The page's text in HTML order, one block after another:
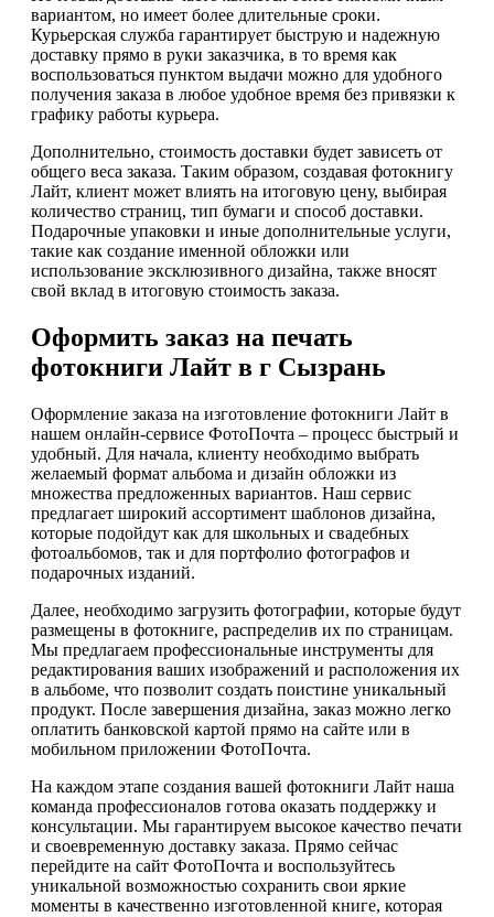
вариантом, но имеет более длительные сроки.
Курьерская служба гарантирует быструю и надежную
доставку прямо в руки заказчика, в то время как
воспользоваться пунктом выдачи можно для удобного
получения заказа в любое удобное время без привязки к
графику работы курьера.
Дополнительно, стоимость доставки будет зависеть от
общего веса заказа. Таким образом, создавая фотокнигу
Лайт, клиент может влиять на итоговую цену, выбирая
количество страниц, тип бумаги и способ доставки.
Подарочные упаковки и иные дополнительные услуги,
такие как создание именной обложки или
использование эксклюзивного дизайна, также вносят
свой вклад в итоговую стоимость заказа.
Оформить заказ на печать
фотокниги Лайт в г Сызрань
Оформление заказа на изготовление фотокниги Лайт в
нашем онлайн-сервисе ФотоПочта – процесс быстрый и
удобный. Для начала, клиенту необходимо выбрать
желаемый формат альбома и дизайн обложки из
множества предложенных вариантов. Наш сервис
предлагает широкий ассортимент шаблонов дизайна,
которые подойдут как для школьных и свадебных
фотоальбомов, так и для портфолио фотографов и
подарочных изданий.
Далее, необходимо загрузить фотографии, которые будут
размещены в фотокниге, распределив их по страницам.
Мы предлагаем профессиональные инструменты для
редактирования ваших изображений и расположения их
в альбоме, что позволит создать поистине уникальный
продукт. После завершения дизайна, заказ можно легко
оплатить банковской картой прямо на сайте или в
мобильном приложении ФотоПочта.
На каждом этапе создания вашей фотокниги Лайт наша
команда профессионалов готова оказать поддержку и
консультации. Мы гарантируем высокое качество печати
и своевременную доставку заказа. Прямо сейчас
перейдите на сайт ФотоПочта и воспользуйтесь
уникальной возможностью сохранить свои яркие
моменты в качественно изготовленной книге, которая